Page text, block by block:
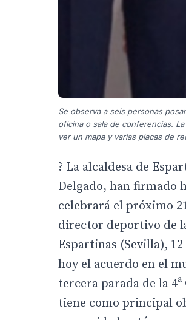
Se observa a seis personas
oficina o sala de conferencias.
ver un mapa y varias placas de
? La alcaldesa de
Delgado, han firmado
celebrará el próximo
director deportivo de
Espartinas (Sevilla),
hoy el acuerdo en el
tercera parada de la
tiene como principal